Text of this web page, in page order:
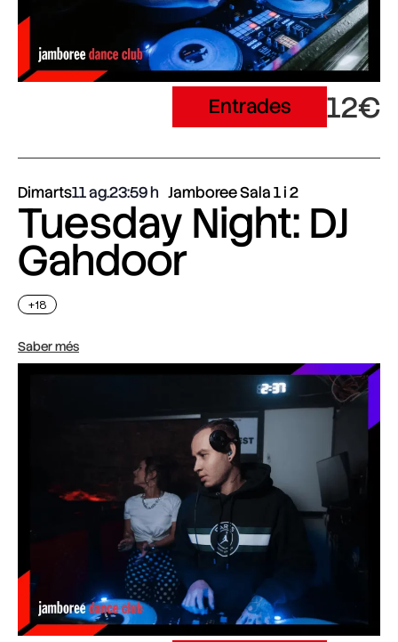
Entrades 12€
Dimarts11 ag.23:59 Jamboree Sala 1 i 2
Tuesday Night: DJ
Gahdoor
+18
Saber més